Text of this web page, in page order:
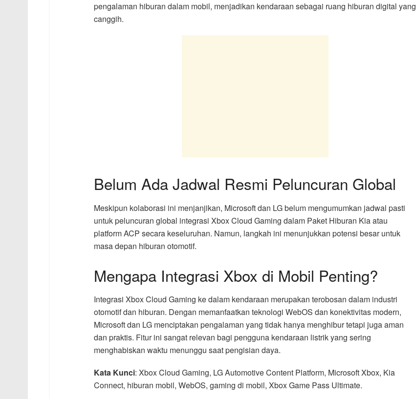
pengalaman hiburan dalam mobil, menjadikan kendaraan sebagai ruang hiburan digital yang
canggih.
Belum Ada Jadwal Resmi Peluncuran Global
Meskipun kolaborasi ini menjanjikan, Microsoft dan LG belum mengumumkan jadwal pasti
untuk peluncuran global integrasi Xbox Cloud Gaming dalam Paket Hiburan Kia atau
platform ACP secara keseluruhan. Namun, langkah ini menunjukkan potensi besar untuk
masa depan hiburan otomotif.
Mengapa Integrasi Xbox di Mobil Penting?
Integrasi Xbox Cloud Gaming ke dalam kendaraan merupakan terobosan dalam industri
otomotif dan hiburan. Dengan memanfaatkan teknologi WebOS dan konektivitas modern,
Microsoft dan LG menciptakan pengalaman yang tidak hanya menghibur tetapi juga aman
dan praktis. Fitur ini sangat relevan bagi pengguna kendaraan listrik yang sering
menghabiskan waktu menunggu saat pengisian daya.
Kata Kunci: Xbox Cloud Gaming, LG Automotive Content Platform, Microsoft Xbox, Kia
Connect, hiburan mobil, WebOS, gaming di mobil, Xbox Game Pass Ultimate.